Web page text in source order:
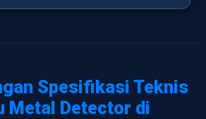
Spesifikasi Teknis
Metal Detector di